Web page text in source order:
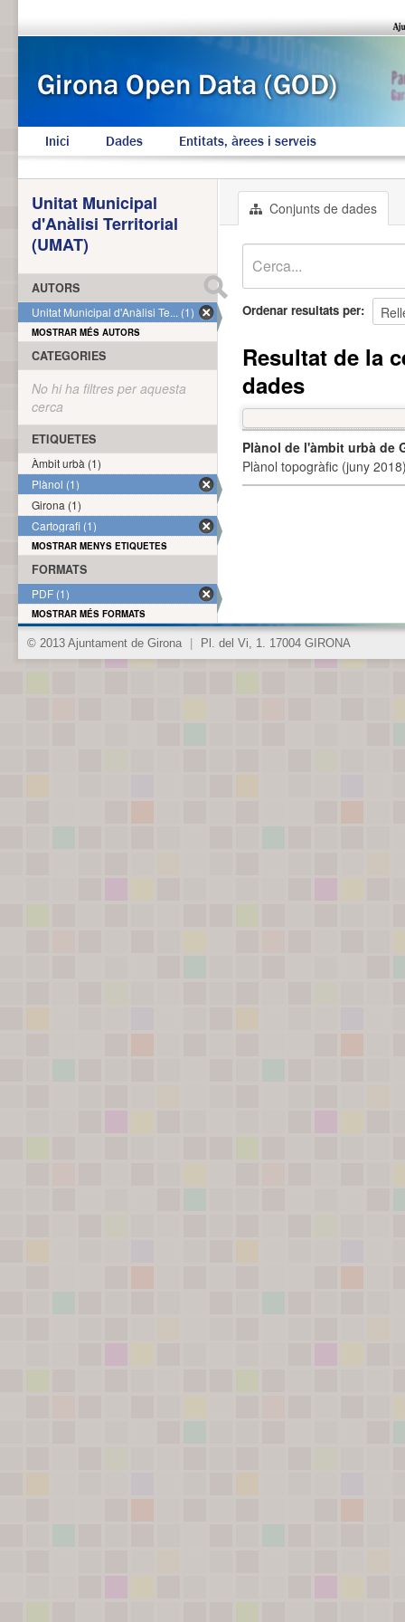
Inici Dades Entitats, àrees i serveis
Conjunts de dades
Ordenar resultats per
Resultat de la
dades
Plànol de l'àmbit urbà de
Plànol topogràfic (juny
Unitat Municipal
d'Anàlisi Territorial
(UMAT)
AUTORS
Unitat Municipal d'Anàlisi Te... (1)
MOSTRAR MÉS AUTORS
CATEGORIES
No hi ha filtres per aquesta
cerca
ETIQUETES
Àmbit urbà (1)
Plànol (1)
Girona (1)
Cartografi (1)
MOSTRAR MENYS ETIQUETES
FORMATS
PDF (1)
MOSTRAR MÉS FORMATS
© 2013 Ajuntament de Girona Pl. del Vi, 1. 17004 GIRONA